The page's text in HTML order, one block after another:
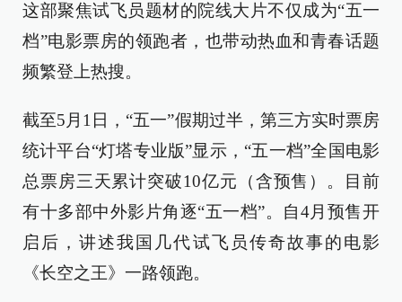
这部聚焦试飞员题材的院线大片不仅成为“五一
档”电影票房的领跑者，也带动热血和青春话题
频繁登上热搜。
截至5月1日，“五一”假期过半，第三方实时票房
统计平台“灯塔专业版”显示，“五一档”全国电影
总票房三天累计突破10亿元（含预售）。目前
有十多部中外影片角逐“五一档”。自4月预售开
启后，讲述我国几代试飞员传奇故事的电影
《长空之王》一路领跑。